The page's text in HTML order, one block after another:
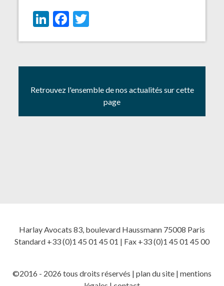
LinkedIn
Facebook
Twitter
Retrouvez l'ensemble de nos actualités sur cette
page
Harlay Avocats 83, boulevard Haussmann 75008 Paris
Standard +33 (0)1 45 01 45 01 | Fax +33 (0)1 45 01 45 00
©2016 - 2026 tous droits réservés | plan du site | mentions